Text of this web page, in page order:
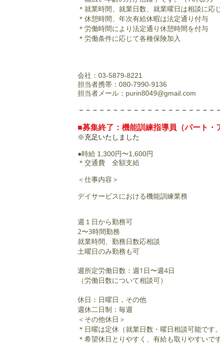
＊就業時間、就業日数、就業曜日は相談に応
＊休憩時間、年次有給休暇は法定通り付与
＊労働時間により法定通り休憩時間を付与
＊労働条件に応じて各種保険加入
会社：03-5879-8221
担当者携帯：080-7990-9136
担当者メール： purin8049@gmail.com
－－－－－－－－－－－－－－－－－－－－
■募集終了：機能訓練指導員（パート・
※充足いたしました
●時給 1,300円〜1,600円
＊ 交通費 全額支給
＜仕事内容＞
デイサービスにおける機能訓練業務
週１日から勤務可
2〜3時間勤務
就業時間、勤務日数応相談
土曜日のみ勤務も可
週所定労働日数：週1日〜週4日
（労働日数について相談可）
休日：日曜日，その他
週休二日制：毎週
＜その他休日＞
＊日曜は定休（就業日数・曜日相談可能です
＊希望休日とりやすく、有給も取りやすい